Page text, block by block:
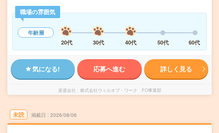
職場の雰囲気
年齢層
20代
30代 40代 50代 60代
気になる! 応募へ進む 詳しく見る
派遣会社 株式会社ウィルオブ・ワーク FO事業部
未読 掲載日 2026/08/06